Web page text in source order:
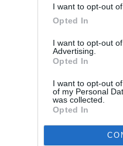
I want to opt-out
Opted In
I want to opt-out
Advertising.
Opted In
I want to opt-out
of my Personal
was collected.
Opted In